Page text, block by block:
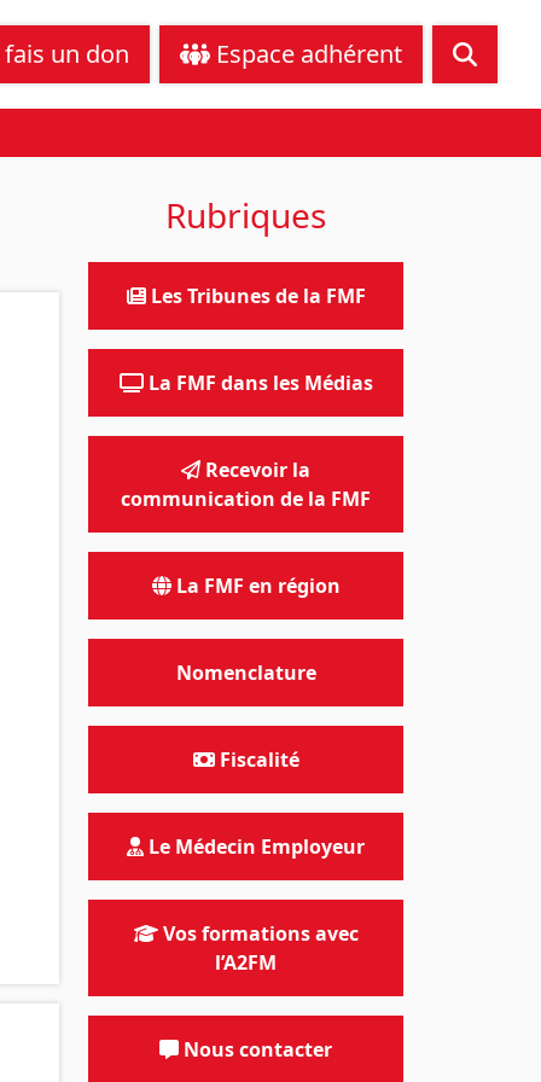
juridique Nous contacter
fais un don Espace adhérent
Rubriques
Les Tribunes de la FMF
La FMF dans les Médias
Recevoir la
communication de la FMF
La FMF en région
Nomenclature
Fiscalité
Le Médecin Employeur
Vos formations avec
l’A2FM
Nous contacter